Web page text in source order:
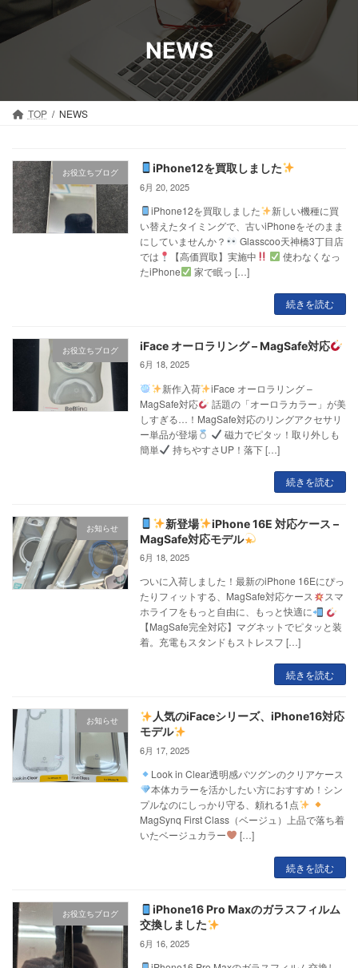
テ
ゲ
NEWS
TOP NEWS
お役立ちブログ iPhone12を買取しました
6月 20, 2025
iPhone12を買取しました
新しい機種に買
い替えたタイミングで、古いiPhoneをそのまま
にしていませんか？
Glasscoo天神橋3丁目店
では
【高価買取】実施中
使わなくなっ
たiPhone
家で眠っ […]
続きを読む
お役立ちブログ iFace オーロラリング – MagSafe対応
6月 18, 2025
新作入荷
iFace オーロラリング –
MagSafe対応
話題の「オーロラカラー」が美
しすぎる…！MagSafe対応のリングアクセサリ
ー単品が登場
磁力でピタッ！取り外しも
簡単
持ちやすさUP！落下 […]
続きを読む
お知らせ 新登場
iPhone 16E 対応ケース –
MagSafe対応モデル
6月 18, 2025
ついに入荷しました！最新のiPhone 16Eにぴっ
たりフィットする、MagSafe対応ケース
スマ
ホライフをもっと自由に、もっと快適に
【MagSafe完全対応】マグネットでピタッと装
着。充電もスタンドもストレスフ […]
続きを読む
お知らせ
人気のiFaceシリーズ、iPhone16対応
モデル
6月 17, 2025
Look in Clear透明感バツグンのクリアケース
本体カラーを活かしたい方におすすめ！シン
プルなのにしっかり守る、頼れる1点
MagSynq First Class（ベージュ）上品で落ち着
いたベージュカラー
[…]
続きを読む
お役立ちブログ
iPhone16 Pro Maxのガラスフィルム
交換しました
6月 16, 2025